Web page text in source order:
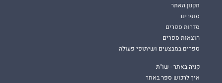
תקנון האתר
סופרים
סדרות ספרים
הוצאות ספרים
ספרים במבצעים ושיתופי פעולה
קניה באתר - שו"ת
איך לרכוש ספר באתר